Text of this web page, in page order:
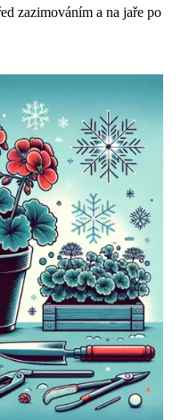
zazimováním a na jaře po